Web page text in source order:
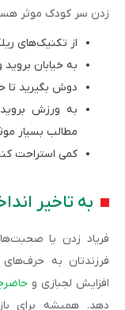
زدن سر کودک موثر
از تکنیک‌های
به خیابان
دوش بگیرید تا
به ورزش
مطالب بسیار
کمی استراحت
به تاخیر
فریاد زدن یا
فرزندتان به
افزایش لجبازی و
دهد. همیشه برای